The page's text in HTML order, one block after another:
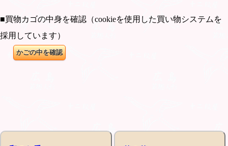
■買物カゴの中身を確認（cookieを使用した買い物システムを
採用しています）